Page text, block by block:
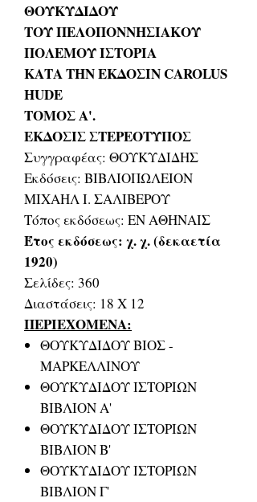
ΘΟΥΚΥΔΙΔΟΥ
ΤΟΥ ΠΕΛΟΠΟΝΝΗΣΙΑΚΟΥ
ΠΟΛΕΜΟΥ ΙΣΤΟΡΙΑ
ΚΑΤΑ ΤΗΝ ΕΚΔΟΣΙΝ CAROLUS
HUDE
ΤΟΜΟΣ Α'.
ΕΚΔΟΣΙΣ ΣΤΕΡΕΟΤΥΠΟΣ
Συγγραφέας: ΘΟΥΚΥΔΙΔΗΣ
Εκδόσεις: ΒΙΒΛΙΟΠΩΛΕΙΟΝ
ΜΙΧΑΗΛ Ι. ΣΑΛΙΒΕΡΟΥ
Τόπος εκδόσεως: ΕΝ ΑΘΗΝΑΙΣ
Έτος εκδόσεως: χ. χ. (δεκαετία
1920)
Σελίδες: 360
Διαστάσεις: 18 Χ 12
ΠΕΡΙΕΧΟΜΕΝΑ:
ΘΟΥΚΥΔΙΔΟΥ ΒΙΟΣ -
ΜΑΡΚΕΛΛΙΝΟΥ
ΘΟΥΚΥΔΙΔΟΥ ΙΣΤΟΡΙΩΝ
ΒΙΒΛΙΟΝ Α'
ΘΟΥΚΥΔΙΔΟΥ ΙΣΤΟΡΙΩΝ
ΒΙΒΛΙΟΝ Β'
ΘΟΥΚΥΔΙΔΟΥ ΙΣΤΟΡΙΩΝ
ΒΙΒΛΙΟΝ Γ'